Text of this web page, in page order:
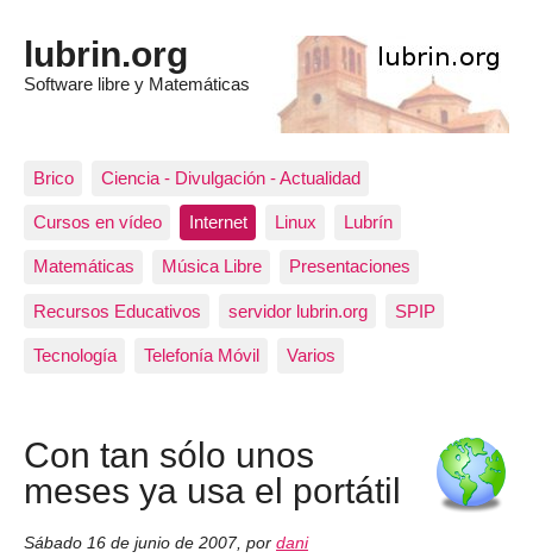
lubrin.org
Software libre y Matemáticas
Brico Ciencia - Divulgación - Actualidad
Cursos en vídeo Internet Linux Lubrín
Matemáticas Música Libre Presentaciones
Recursos Educativos servidor lubrin.org SPIP
Tecnología Telefonía Móvil Varios
Con tan sólo unos
meses ya usa el portátil
Sábado 16 de junio de 2007, por dani